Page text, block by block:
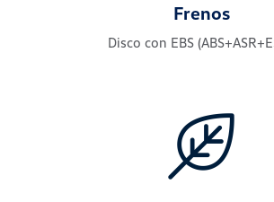
Frenos
Disco con EBS